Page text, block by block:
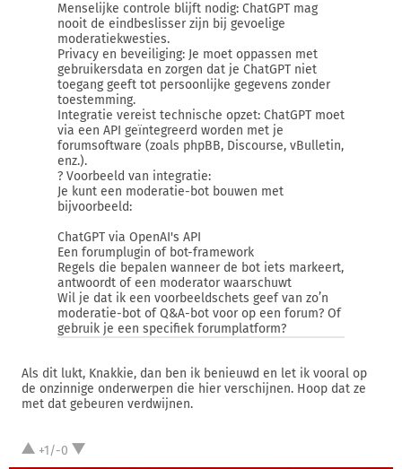
Menselijke controle blijft nodig: ChatGPT mag
nooit de eindbeslisser zijn bij gevoelige
moderatiekwesties.
Privacy en beveiliging: Je moet oppassen met
gebruikersdata en zorgen dat je ChatGPT niet
toegang geeft tot persoonlijke gegevens zonder
toestemming.
Integratie vereist technische opzet: ChatGPT moet
via een API geïntegreerd worden met je
forumsoftware (zoals phpBB, Discourse, vBulletin,
enz.).
? Voorbeeld van integratie:
Je kunt een moderatie-bot bouwen met
bijvoorbeeld:
ChatGPT via OpenAI's API
Een forumplugin of bot-framework
Regels die bepalen wanneer de bot iets markeert,
antwoordt of een moderator waarschuwt
Wil je dat ik een voorbeeldschets geef van zo’n
moderatie-bot of Q&A-bot voor op een forum? Of
gebruik je een specifiek forumplatform?
Als dit lukt, Knakkie, dan ben ik benieuwd en let ik vooral op
de onzinnige onderwerpen die hier verschijnen. Hoop dat ze
met dat gebeuren verdwijnen.
+1/-0